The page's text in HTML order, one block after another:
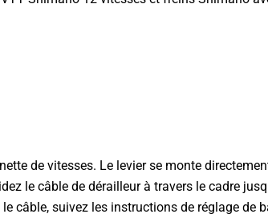
de vitesses. Le levier se monte
le câble de dérailleur à travers le cadre
câble, suivez les instructions de réglage